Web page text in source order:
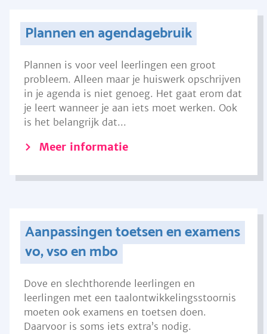
Plannen en agendagebruik
Plannen is voor veel leerlingen een groot
probleem. Alleen maar je huiswerk opschrijven
in je agenda is niet genoeg. Het gaat erom dat
je leert wanneer je aan iets moet werken. Ook
is het belangrijk dat...
Meer informatie
Aanpassingen toetsen en examens
vo, vso en mbo
Dove en slechthorende leerlingen en
leerlingen met een taalontwikkelingsstoornis
moeten ook examens en toetsen doen.
Daarvoor is soms iets extra’s nodig.